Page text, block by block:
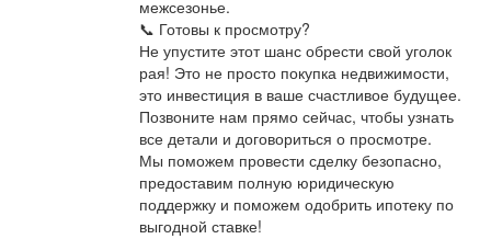
межсезонье.
📞 Готовы к просмотру?
Не упустите этот шанс обрести свой уголок
рая! Это не просто покупка недвижимости,
это инвестиция в ваше счастливое будущее.
Позвоните нам прямо сейчас, чтобы узнать
все детали и договориться о просмотре.
Мы поможем провести сделку безопасно,
предоставим полную юридическую
поддержку и поможем одобрить ипотеку по
выгодной ставке!